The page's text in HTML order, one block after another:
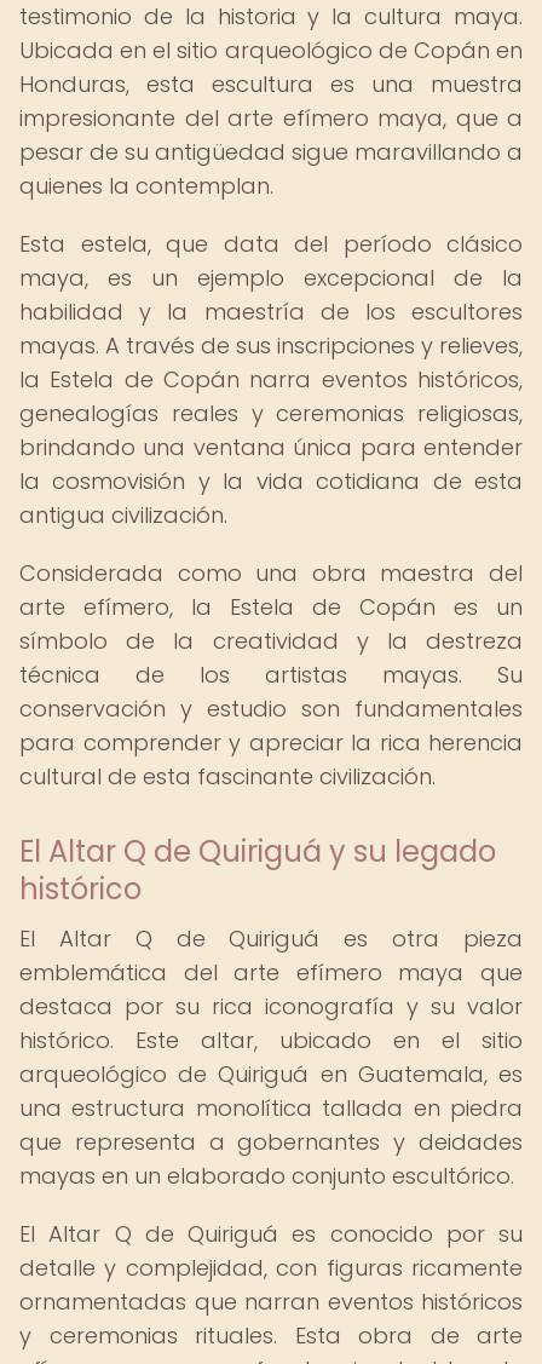
testimonio de la historia y la cultura maya.
Ubicada en el sitio arqueológico de Copán en
Honduras, esta escultura es una muestra
impresionante del arte efímero maya, que a
pesar de su antigüedad sigue maravillando a
quienes la contemplan.
Esta estela, que data del período clásico
maya, es un ejemplo excepcional de la
habilidad y la maestría de los escultores
mayas. A través de sus inscripciones y relieves,
la Estela de Copán narra eventos históricos,
genealogías reales y ceremonias religiosas,
brindando una ventana única para entender
la cosmovisión y la vida cotidiana de esta
antigua civilización.
Considerada como una obra maestra del
arte efímero, la Estela de Copán es un
símbolo de la creatividad y la destreza
técnica de los artistas mayas. Su
conservación y estudio son fundamentales
para comprender y apreciar la rica herencia
cultural de esta fascinante civilización.
El Altar Q de Quiriguá y su legado
histórico
El Altar Q de Quiriguá es otra pieza
emblemática del arte efímero maya que
destaca por su rica iconografía y su valor
histórico. Este altar, ubicado en el sitio
arqueológico de Quiriguá en Guatemala, es
una estructura monolítica tallada en piedra
que representa a gobernantes y deidades
mayas en un elaborado conjunto escultórico.
El Altar Q de Quiriguá es conocido por su
detalle y complejidad, con figuras ricamente
ornamentadas que narran eventos históricos
y ceremonias rituales. Esta obra de arte